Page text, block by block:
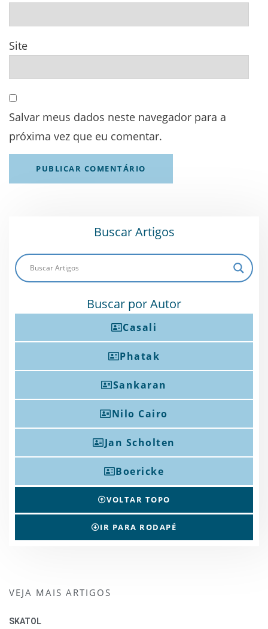
Site
Salvar meus dados neste navegador para a
próxima vez que eu comentar.
Buscar Artigos
Buscar por Autor
Casali
Phatak
Sankaran
Nilo Cairo
Jan Scholten
Boericke
VOLTAR TOPO
IR PARA RODAPÉ
VEJA MAIS ARTIGOS
SKATOL